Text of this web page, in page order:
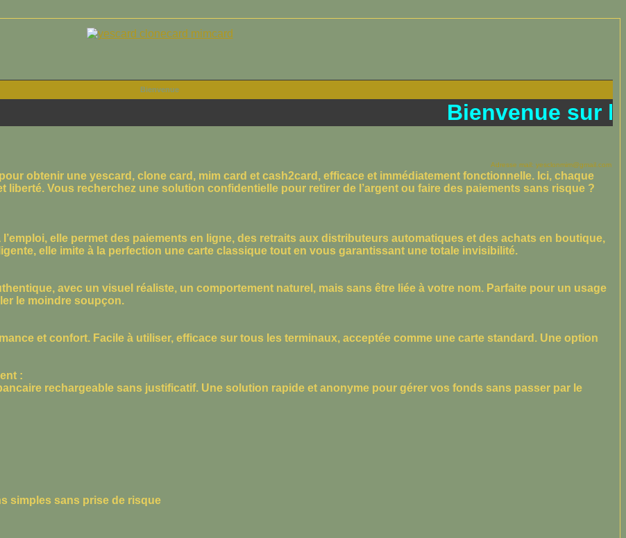
Bienvenue
Bienvenue sur le
Adresse mail: yesclonmim@gmail.com
obtenir une yescard, clone card, mim card et cash2card, efficace et immédiatement fonctionnelle. Ici, chaque
Vous recherchez une solution confidentielle pour retirer de l’argent ou faire des paiements sans risque ?
elle permet des paiements en ligne, des retraits aux distributeurs automatiques et des achats en boutique,
elle imite à la perfection une carte classique tout en vous garantissant une totale invisibilité.
avec un visuel réaliste, un comportement naturel, mais sans être liée à votre nom. Parfaite pour un usage
le moindre soupçon.
et confort. Facile à utiliser, efficace sur tous les terminaux, acceptée comme une carte standard. Une option
:
rechargeable sans justificatif. Une solution rapide et anonyme pour gérer vos fonds sans passer par le
simples sans prise de risque